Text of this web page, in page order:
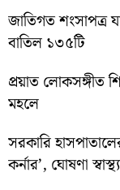
জাতিগত শংসাপত্র
বাতিল ১৩৫টি
প্রয়াত লোকসঙ্গীত
মহলে
সরকারি
কর্নার’, ঘোষণা